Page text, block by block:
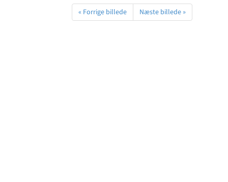
« Forrige billede Næste billede »